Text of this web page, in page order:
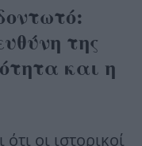
της
και η
οι ιστορικοί